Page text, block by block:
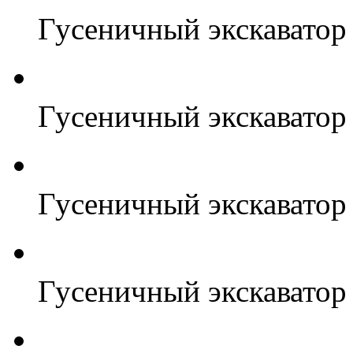
Гусеничный
Гусеничный
Гусеничный
Гусеничный